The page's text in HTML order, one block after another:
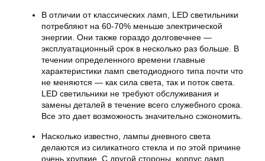
В отличии от классических ламп, LED светильники
потребляют на 60-70% меньше электрической
энергии. Они также гораздо долговечнее —
эксплуатационный срок в несколько раз больше. В
течении определенного времени главные
характеристики ламп светодиодного типа почти что
не меняются — как сила света, так и поток света.
LED светильники не требуют обслуживания и
замены деталей в течение всего служебного срока.
Все это дает возможность значительно сэкономить.
Насколько известно, лампы дневного света
делаются из силикатного стекла и по этой причине
очень хрупкие. С другой стороны, корпус ламп